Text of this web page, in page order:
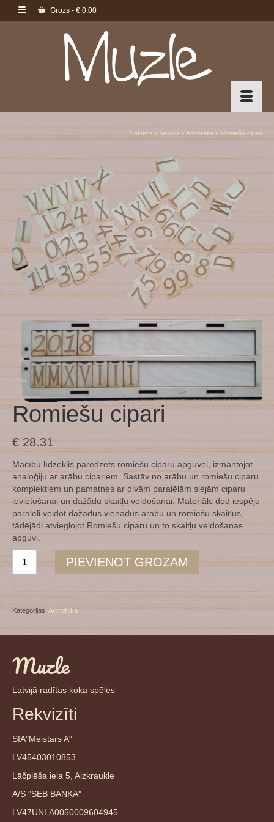
Grozs - € 0.00
Sākums » Veikals » Aritmētika » Romiešu cipari
Romiešu cipari
€ 28.31
Mācību līdzeklis paredzēts romiešu ciparu apguvei, izmantojot
analoģiju ar arābu cipariem. Sastāv no arābu un romiešu ciparu
komplektiem un pamatnes ar divām paralēlām slejām ciparu
ievietošanai un dažādu skaitļu veidošanai. Materiāls dod iespēju
paralēli veidot dažādus vienādus arābu un romiešu skaitļus,
tādējādi atvieglojot Romiešu ciparu un to skaitļu veidošanas
apguvi.
Romiešu
cipari
PIEVIENOT GROZAM
Kategorijas: Aritmētika
Muzle
Latvijā radītas koka spēles
Rekvizīti
SIA"Meistars A"
LV45403010853
Lāčplēša iela 5, Aizkraukle
A/S "SEB BANKA"
LV47UNLA0050009604945